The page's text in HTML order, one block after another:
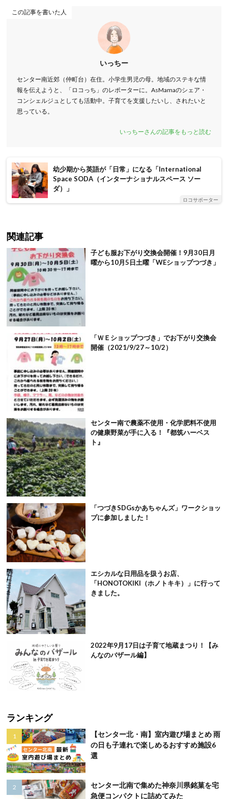
この記事を書いた人
いっちー
センター南近郊（仲町台）在住。小学生男児の母。地域のステキな情
報を伝えようと、「ロコっち」のレポーターに。AsMamaのシェア・
コンシェルジュとしても活動中。子育てを支援したいし、されたいと
思っている。
いっちーさんの記事をもっと読む
幼少期から英語が「日常」になる「International
Space SODA（インターナショナルスペース ソー
ダ）」
ロコサポーター
関連記事
子ども服お下がり交換会開催！9月30日月
曜から10月5日土曜「WEショップつづき」
「ＷＥショップつづき」でお下がり交換会
開催（2021/9/27～10/2）
センター南で農薬不使用・化学肥料不使用
の健康野菜が手に入る！『都筑ハーベス
ト』
「つづきSDGsかあちゃんズ」ワークショッ
プに参加しました！
エシカルな日用品を扱うお店、
「HONOTOKIKI（ホノトキキ）」に行って
きました。
2022年9月17日は子育て地蔵まつり！【み
んなのバザール編】
ランキング
【センター北・南】室内遊び場まとめ 雨
の日も子連れで楽しめるおすすめ施設6
選
センター北南で集めた神奈川県銘菓を宅
急便コンパクトに詰めてみた